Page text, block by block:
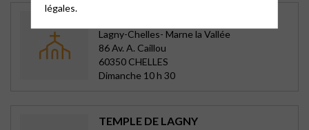
Lagny-Chelles- Marne la Vallée
86 Av. A. Caillou
60350 CHELLES
Dimanche 10 h 30
TEMPLE DE LAGNY
légales.